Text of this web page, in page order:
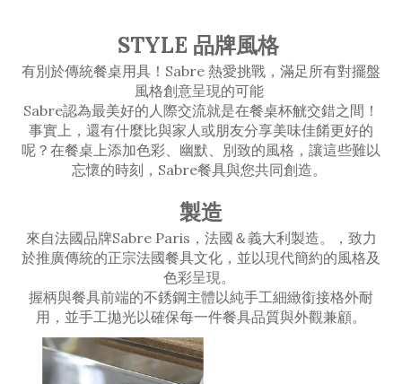
STYLE 品牌風格
有別於傳統餐桌用具！Sabre 熱愛挑戰，滿足所有對擺盤
風格創意呈現的可能
Sabre認為最美好的人際交流就是在餐桌杯觥交錯之間！
事實上，還有什麼比與家人或朋友分享美味佳餚更好的
呢？在餐桌上添加色彩、幽默、別致的風格，讓這些難以
忘懷的時刻，Sabre餐具與您共同創造。
製造
來自法國品牌Sabre Paris，法國＆義大利製造。，致力
於推廣傳統的正宗法國餐具文化，並以現代簡約的風格及
色彩呈現。
握柄與餐具前端的不銹鋼主體以純手工細緻銜接格外耐
用，並手工拋光以確保每一件餐具品質與外觀兼顧。